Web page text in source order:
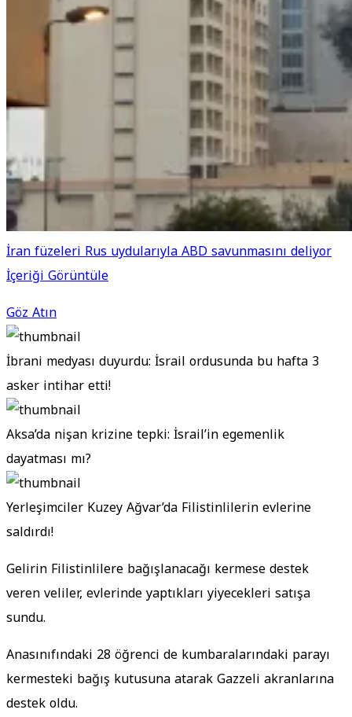
İran füzeleri Rus uydularıyla ABD savunmasını deliyor
İçeriği Görüntüle
Göz Atın
İbrani medyası duyurdu: İsrail ordusunda bu hafta 3
asker intihar etti!
Aksa’da nişan krizine tepki: İsrail’in egemenlik
dayatması mı?
Yerleşimciler Kuzey Ağvar’da Filistinlilerin evlerine
saldırdı!
Gelirin Filistinlilere bağışlanacağı kermese destek
veren veliler, evlerinde yaptıkları yiyecekleri satışa
sundu.
Anasınıfındaki 28 öğrenci de kumbaralarındaki parayı
kermesteki bağış kutusuna atarak Gazzeli akranlarına
destek oldu.